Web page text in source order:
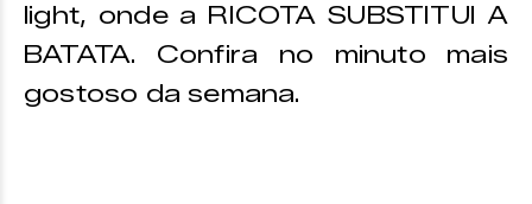
light, onde a RICOTA SUBSTITUI A
BATATA. Confira no minuto mais
gostoso da semana.